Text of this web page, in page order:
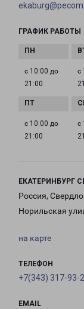
ГРАФИК РАБОТЫ
с 10:00 до
21:00
с
с 10:00 до
21:00
с
ЕКАТЕРИНБУРГ
Россия,
Норильская
на карте
ТЕЛЕФОН
+7(343) 317-93-
EMAIL